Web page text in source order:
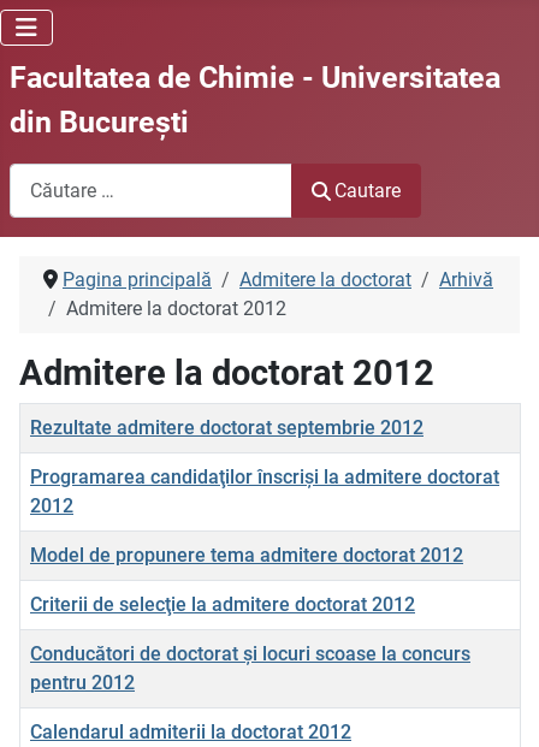
Facultatea de Chimie - Universitatea
din Bucureşti
Cautare
Cautare
Pagina principală Admitere la doctorat
Arhivă
Admitere la doctorat 2012
Admitere la doctorat 2012
Titlu
Rezultate admitere doctorat septembrie 2012
Programarea candidaţilor înscrişi la admitere doctorat
2012
Model de propunere tema admitere doctorat 2012
Criterii de selecţie la admitere doctorat 2012
Conducători de doctorat şi locuri scoase la concurs
pentru 2012
Calendarul admiterii la doctorat 2012